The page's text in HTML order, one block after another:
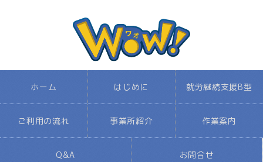
ホーム はじめに 就労継続支援B型
ご利用の流れ 事業所紹介 作業案内
Q&A お問合せ